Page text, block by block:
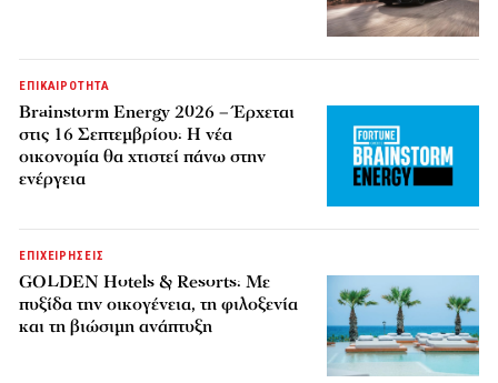
ΕΠΙΚΑΙΡΟΤΗΤΑ
Brainstorm Energy 2026 – Έρχεται
στις 16 Σεπτεμβρίου: Η νέα
οικονομία θα χτιστεί πάνω στην
ενέργεια
ΕΠΙΧΕΙΡΗΣΕΙΣ
GOLDEN Hotels & Resorts: Με
πυξίδα την οικογένεια, τη φιλοξενία
και τη βιώσιμη ανάπτυξη